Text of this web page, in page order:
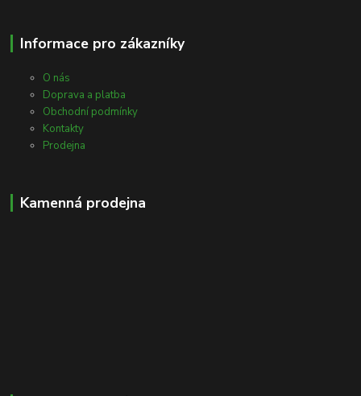
Informace pro zákazníky
O nás
Doprava a platba
Obchodní podmínky
Kontakty
Prodejna
Kamenná prodejna